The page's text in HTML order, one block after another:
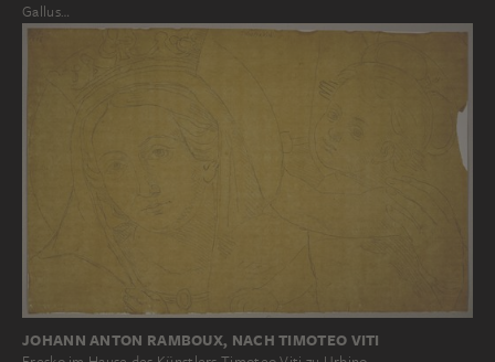
Gallus…
JOHANN ANTON RAMBOUX, NACH TIMOTEO VITI